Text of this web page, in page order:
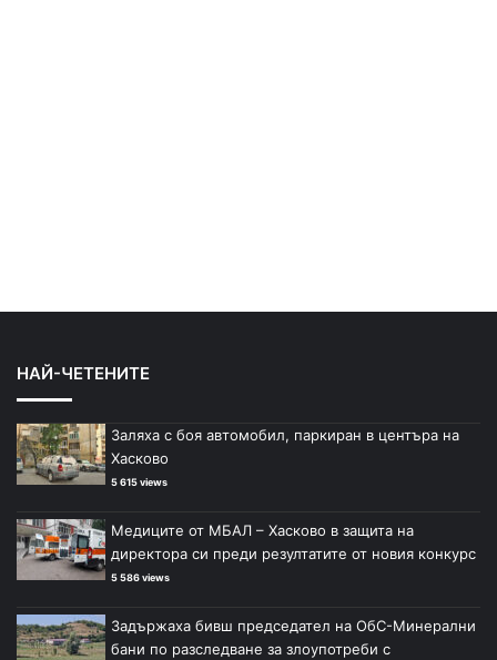
НАЙ-ЧЕТЕНИТЕ
Заляха с боя автомобил, паркиран в центъра на
Хасково
5 615 views
Медиците от МБАЛ – Хасково в защита на
директора си преди резултатите от новия конкурс
5 586 views
Задържаха бивш председател на ОбС-Минерални
бани по разследване за злоупотреби с